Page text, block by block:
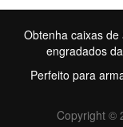
Obtenha caixas
engradados
Perfeito para
Copyright ©